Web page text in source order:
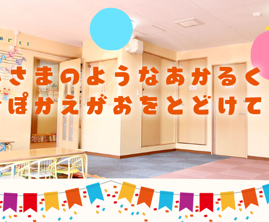
さまのようなあかるく
かえがおをとどけて